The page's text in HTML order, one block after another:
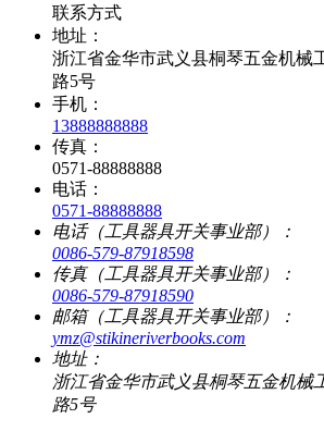
联系方式
地址：
浙江省金华市武义县桐琴五金机械
路5号
手机：
13888888888
传真：
0571-88888888
电话：
0571-88888888
电话（工具器具开关事业部）：
0086-579-87918598
传真（工具器具开关事业部）：
0086-579-87918590
邮箱（工具器具开关事业部）：
ymz@stikineriverbooks.com
地址：
浙江省金华市武义县桐琴五金机械
路5号